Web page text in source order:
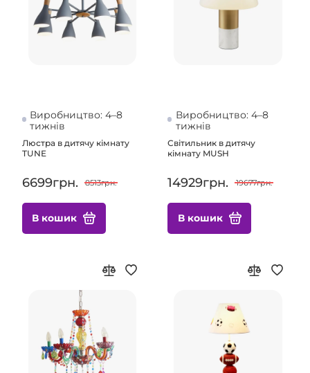
Виробництво: 4–8
тижнів
Люстра в дитячу кімнату
TUNE
6699грн. 8513грн.
В кошик
Виробництво: 4–8
тижнів
Світильник в дитячу
кімнату MUSH
14929грн. 19677грн.
В кошик